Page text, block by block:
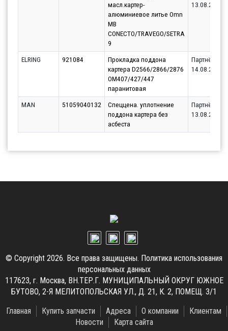
масл.картер-
алюминиевое литье Omn
MB
CONECTO/TRAVEGO/SETRA
9
13.08.2026
ELRING 921084
Прокладка поддона
картера D2566/2866/2876
OM407/427/447
паранитовая
Партнёр
14.08.2026
MAN 51059040132
Спеццена. уплотнение
поддона картера без
асбеста
Партнёр
13.08.2026
© Copyright 2026. Все права защищены. Политика использования
персональных данных
117623, г. Москва, ВН.ТЕР.Г. МУНИЦИПАЛЬНЫЙ ОКРУГ ЮЖНОЕ
БУТОВО, 2-Я МЕЛИТОПОЛЬСКАЯ УЛ., Д. 21, К. 2, ПОМЕЩ. 3/1
Главная
Купить запчасти Адреса О компании
Клиентам
Новости
Карта сайта